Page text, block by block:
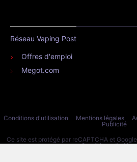
Réseau Vaping Post
Offres d'emploi
Megot.com
Conditions d'utilisation Mentions légales
Publicité
Ce site est protégé par reCAPTCHA et Google
Conditions